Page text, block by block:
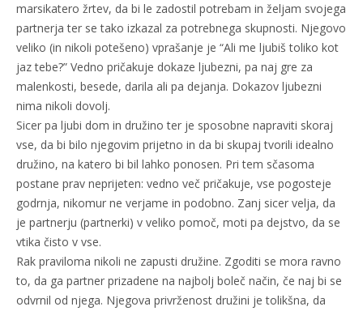
marsikatero žrtev, da bi le zadostil potrebam in željam svojega
partnerja ter se tako izkazal za potrebnega skupnosti. Njegovo
veliko (in nikoli potešeno) vprašanje je “Ali me ljubiš toliko kot
jaz tebe?” Vedno pričakuje dokaze ljubezni, pa naj gre za
malenkosti, besede, darila ali pa dejanja. Dokazov ljubezni
nima nikoli dovolj.
Sicer pa ljubi dom in družino ter je sposobne napraviti skoraj
vse, da bi bilo njegovim prijetno in da bi skupaj tvorili idealno
družino, na katero bi bil lahko ponosen. Pri tem sčasoma
postane prav neprijeten: vedno več pričakuje, vse pogosteje
godrnja, nikomur ne verjame in podobno. Zanj sicer velja, da
je partnerju (partnerki) v veliko pomoč, moti pa dejstvo, da se
vtika čisto v vse.
Rak praviloma nikoli ne zapusti družine. Zgoditi se mora ravno
to, da ga partner prizadene na najbolj boleč način, če naj bi se
odvrnil od njega. Njegova privrženost družini je tolikšna, da